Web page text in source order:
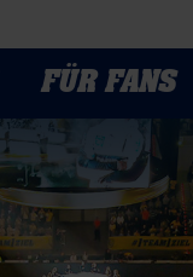
FÜR FANS